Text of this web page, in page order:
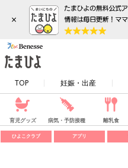
×
TOP 妊娠・出産
育児グッズ 病気・予防接種 離乳食
ひよこクラブ アプリ